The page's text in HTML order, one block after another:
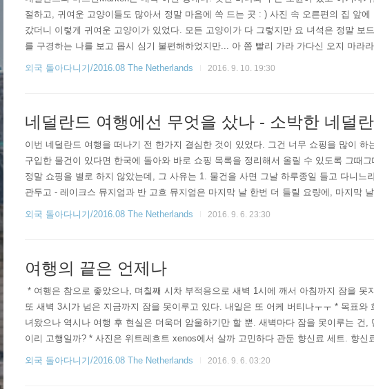
절하고, 귀여운 고양이들도 많아서 정말 마음에 쏙 드는 곳 : ) 사진 속 오른편의 집 앞
갔더니 이렇게 귀여운 고양이가 있었다. 모든 고양이가 다 그렇지만 요 녀석은 정말 보
를 구경하는 나를 보고 몹시 심기 불편해하었지만... 아 쫌 빨리 가라 가다신 오지 마라
는 주인을 따라 오고 있던 고양이였는데 이 고양이도 이 집 미니어쳐를 구경하고 있을
외국 돌아다니기/2016.08 The Netherlands 2016. 9. 10. 19:30
네덜란드 여행에선 무엇을 샀나 - 소박한 네덜
이번 네덜란드 여행을 떠나기 전 한가지 결심한 것이 있었다. 그건 너무 쇼핑을 많이
구입한 물건이 있다면 한국에 돌아와 바로 쇼핑 목록을 정리해서 올릴 수 있도록 그때
정말 쇼핑을 별로 하지 않았는데, 그 사유는 1. 물건을 사면 그날 하루종일 들고 다니
관두고 - 레이크스 뮤지엄과 반 고흐 뮤지엄은 마지막 날 한번 더 들릴 요량에, 마지막
망함ㅋ 3. 몸이 피곤해서 별로 쇼핑의욕이 없고 4. 촉박하게 폐관시간까지 뮤지엄, 성
외국 돌아다니기/2016.08 The Netherlands 2016. 9. 6. 23:30
여행의 끝은 언제나
* 여행은 참으로 좋았으나, 며칠째 시차 부적응으로 새벽 1시에 깨서 아침까지 잠을
또 새벽 3시가 넘은 지금까지 잠을 못이루고 있다. 내일은 또 어케 버티나ㅜㅜ * 목표
녀왔으나 역시나 여행 후 현실은 더욱더 암울하기만 할 뿐. 새벽마다 잠을 못이루는 건
이리 고행일까? * 사진은 위트레흐트 xenos에서 살까 고민하다 관둔 향신료 세트. 향
정도였다. 과학실험도구를 좋아하는 나로써는 가격도 싸고 해서 -뼛속까지 문과 인간의
외국 돌아다니기/2016.08 The Netherlands 2016. 9. 6. 03:20